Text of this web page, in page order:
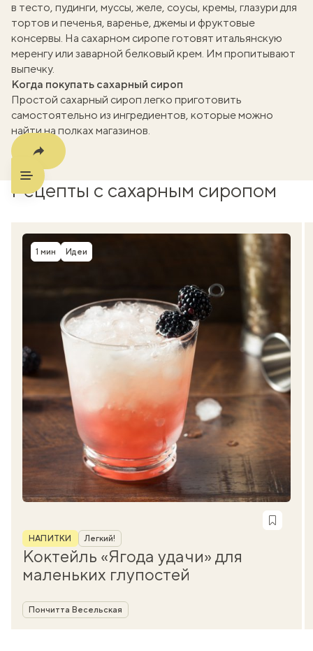
в тесто, пудинги, муссы, желе, соусы, кремы, глазури для
тортов и печенья, варенье, джемы и фруктовые
консервы. На сахарном сиропе готовят итальянскую
меренгу или заварной белковый крем. Им пропитывают
выпечку.
Когда покупать сахарный сироп
Простой сахарный сироп легко приготовить
самостоятельно из ингредиентов, которые можно
найти на полках магазинов.
Рецепты с сахарным сиропом
Время приготовления
1 мин Идеи
Рубрика
НАПИТКИ Легкий!
Коктейль «Ягода удачи» для
маленьких глупостей
Автор
Пончитта Весельская